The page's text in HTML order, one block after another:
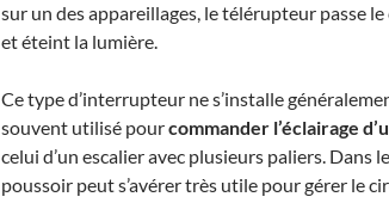
sur un des appareillages, le télérupteur passe
et éteint la lumière.
Ce type d’interrupteur ne s’installe
souvent utilisé pourcommander l’éclairage
celui d’un escalier avec plusieurs paliers. Dans
poussoir peut s’avérer très utile pour gérer le